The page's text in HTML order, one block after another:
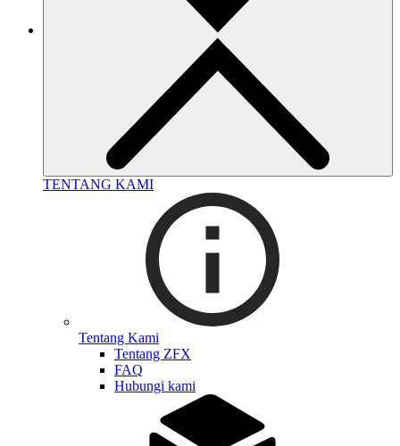
TENTANG KAMI
Tentang Kami
Tentang ZFX
FAQ
Hubungi kami